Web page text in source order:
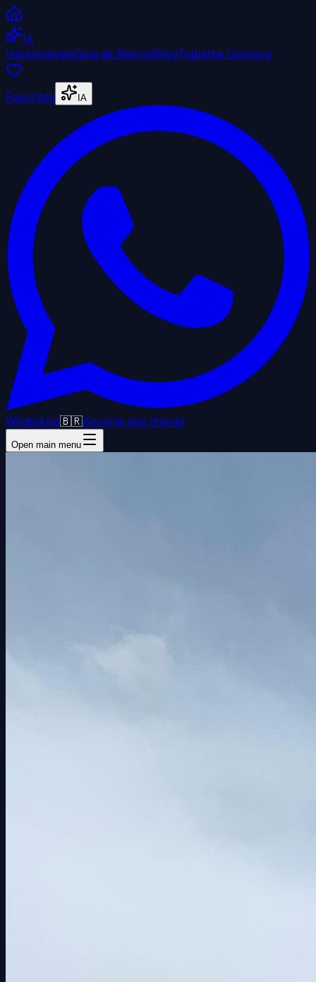
IA
InícioImóveisGuia de BairrosBlogTrabalhe Conosco
Favoritos IA
WhatsApp🇧🇷Anuncie seu Imóvel
Open main menu